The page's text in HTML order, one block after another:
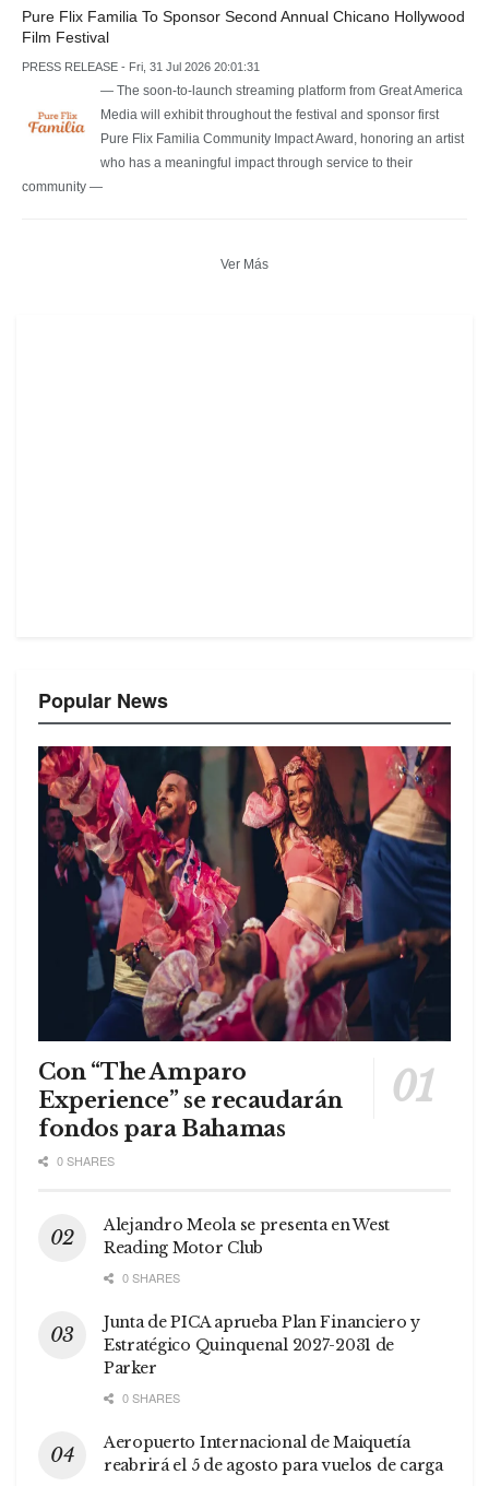
Pure Flix Familia To Sponsor Second Annual Chicano Hollywood
Film Festival
PRESS RELEASE - Fri, 31 Jul 2026 20:01:31
— The soon-to-launch streaming platform from Great America
Media will exhibit throughout the festival and sponsor first
Pure Flix Familia Community Impact Award, honoring an artist
who has a meaningful impact through service to their
community —
Ver Más
Popular News
Con “The Amparo
Experience” se recaudarán
fondos para Bahamas
0 SHARES
Alejandro Meola se presenta en West
Reading Motor Club
0 SHARES
Junta de PICA aprueba Plan Financiero y
Estratégico Quinquenal 2027-2031 de
Parker
0 SHARES
Aeropuerto Internacional de Maiquetía
reabrirá el 5 de agosto para vuelos de carga